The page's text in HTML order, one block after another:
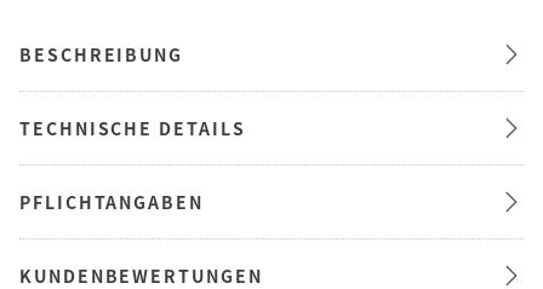
BESCHREIBUNG
TECHNISCHE DETAILS
PFLICHTANGABEN
KUNDENBEWERTUNGEN